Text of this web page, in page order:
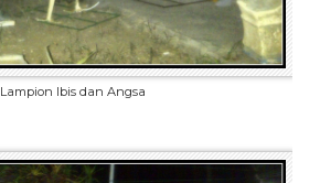
Lampion Ibis dan Angsa